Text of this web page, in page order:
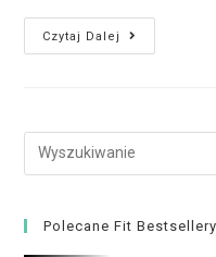
Czytaj Dalej
Polecane Fit Bestsellery